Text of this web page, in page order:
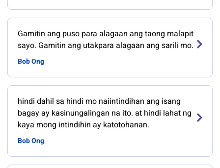
Gamitin ang puso para alagaan ang taong malapit
sayo. Gamitin ang utakpara alagaan ang sarili mo.
Bob Ong
hindi dahil sa hindi mo naiintindihan ang isang
bagay ay kasinungalingan na ito. at hindi lahat ng
kaya mong intindihin ay katotohanan.
Bob Ong